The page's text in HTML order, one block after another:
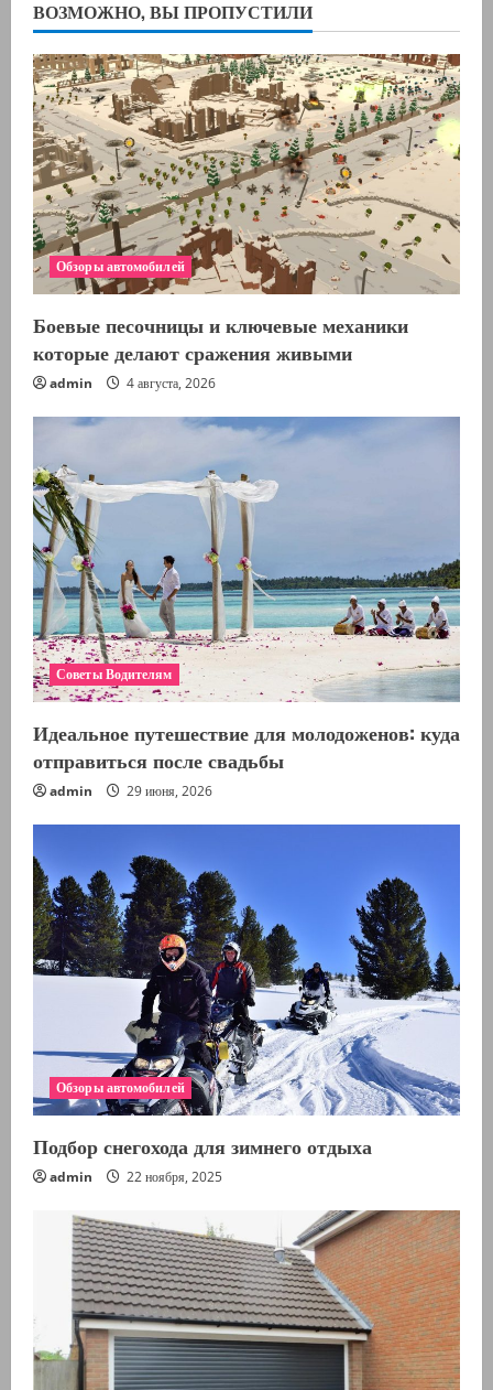
ВОЗМОЖНО, ВЫ ПРОПУСТИЛИ
Обзоры автомобилей
Боевые песочницы и ключевые механики
которые делают сражения живыми
admin 4 августа, 2026
Советы Водителям
Идеальное путешествие для молодоженов: куда
отправиться после свадьбы
admin 29 июня, 2026
Обзоры автомобилей
Подбор снегохода для зимнего отдыха
admin 22 ноября, 2025